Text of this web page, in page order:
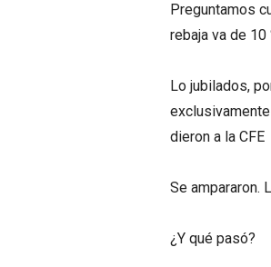
Preguntamos
rebaja va de
Lo jubilados,
dieron a la CFE
Se ampararon.
¿Y qué pasó?